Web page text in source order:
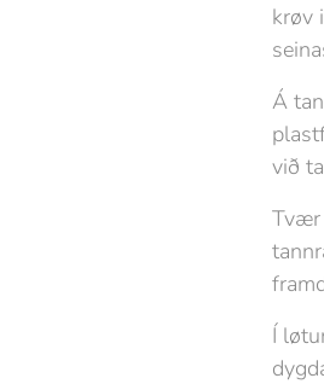
krøv
Á
við
Tvær
Í